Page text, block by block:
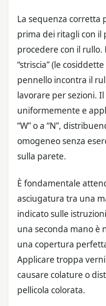
La sequenza corretta
prima dei ritagli con il
procedere con il rullo.
“striscia” (le
pennello incontra il
lavorare per sezioni.
uniformemente e
“W” o a “N”,
omogeneo senza
sulla parete.
È fondamentale
asciugatura tra una
indicato sulle
una seconda mano è
una copertura
Applicare troppa
causare colature o
pellicola colorata.